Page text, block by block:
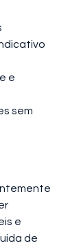
e
sem
e
de